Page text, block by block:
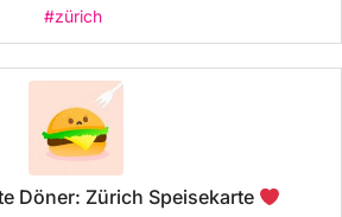
#zürich
Döner: Zürich Speisekarte